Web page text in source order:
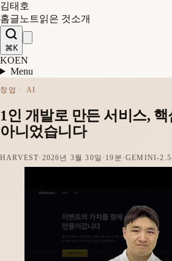
김태호
홈글 노트읽은 것소개
⌘K
KOEN
Menu
창업 · AI
1인 개발로 만든 서비스, 핵
아니었습니다
HARVEST· 2026년 3월 30일 · 19분 ·GEMINI-